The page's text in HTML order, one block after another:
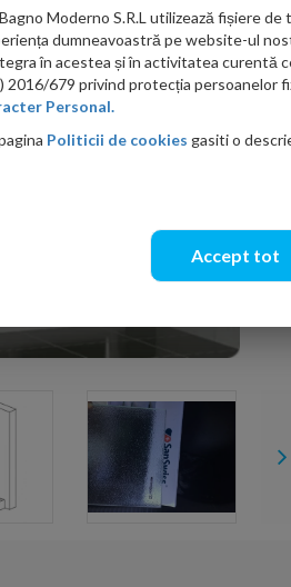
Moderno S.R.L utilizează fișiere
dumneavoastră pe website-ul
în acestea și în activitatea curentă
2016/679 privind protecția persoanelor
Personal.
Politicii de cookies gasiti o
Accept tot